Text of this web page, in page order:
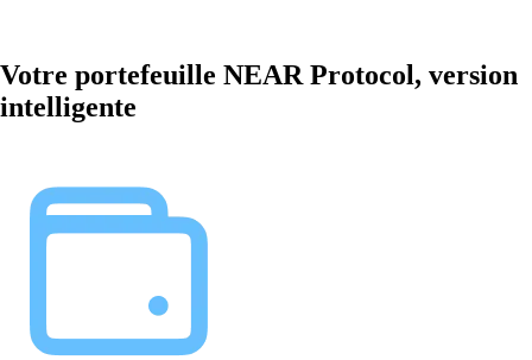
Votre portefeuille NEAR Protocol, version
intelligente